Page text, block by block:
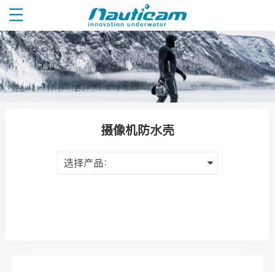
摄像机防水壳
选择产品：